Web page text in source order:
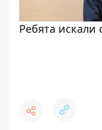
Ребята искали